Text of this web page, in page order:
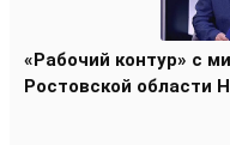
«Рабочий контур» с
Ростовской области